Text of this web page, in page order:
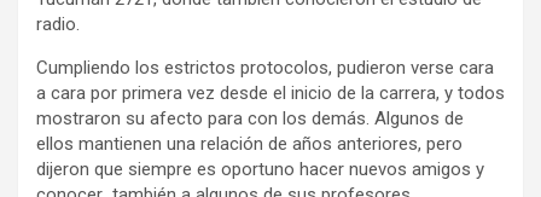
radio.
Cumpliendo los estrictos protocolos, pudieron verse cara
a cara por primera vez desde el inicio de la carrera, y todos
mostraron su afecto para con los demás. Algunos de
ellos mantienen una relación de años anteriores, pero
dijeron que siempre es oportuno hacer nuevos amigos y